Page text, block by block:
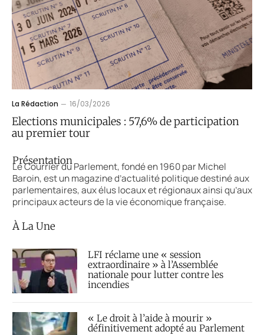
La Rédaction 16/03/2026
Elections municipales : 57,6% de participation
au premier tour
Présentation
Le Courrier du Parlement, fondé en 1960 par Michel
Baroin, est un magazine d’actualité politique destiné aux
parlementaires, aux élus locaux et régionaux ainsi qu’aux
principaux acteurs de la vie économique française.
À La Une
LFI réclame une « session
extraordinaire » à l’Assemblée
nationale pour lutter contre les
incendies
« Le droit à l’aide à mourir »
définitivement adopté au Parlement